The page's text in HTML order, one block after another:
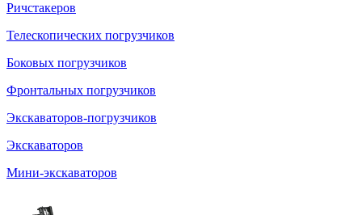
Ричстакеров
Телескопических погрузчиков
Боковых погрузчиков
Фронтальных погрузчиков
Экскаваторов-погрузчиков
Экскаваторов
Мини-экскаваторов